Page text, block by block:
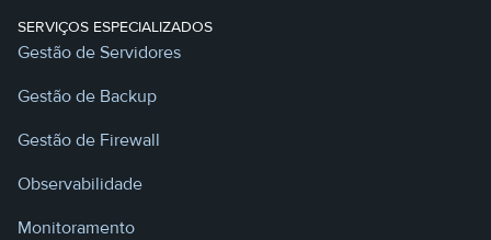
SERVIÇOS ESPECIALIZADOS
Gestão de Servidores
Gestão de Backup
Gestão de Firewall
Observabilidade
Monitoramento